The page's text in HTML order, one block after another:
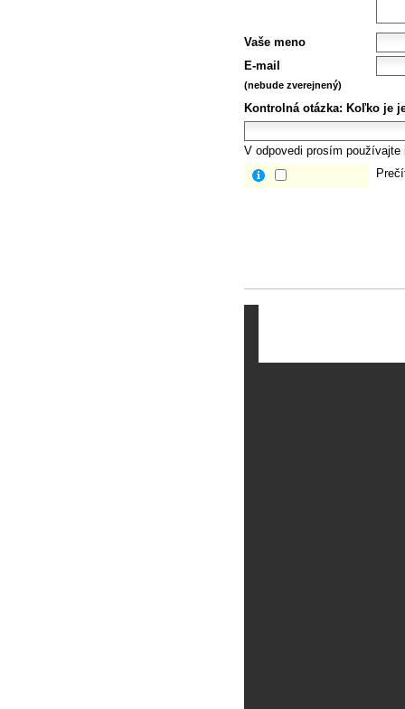
Vaše meno
E-mail
(nebude zverejnený)
Kontrolná otázka: Koľko je
V odpovedi prosím